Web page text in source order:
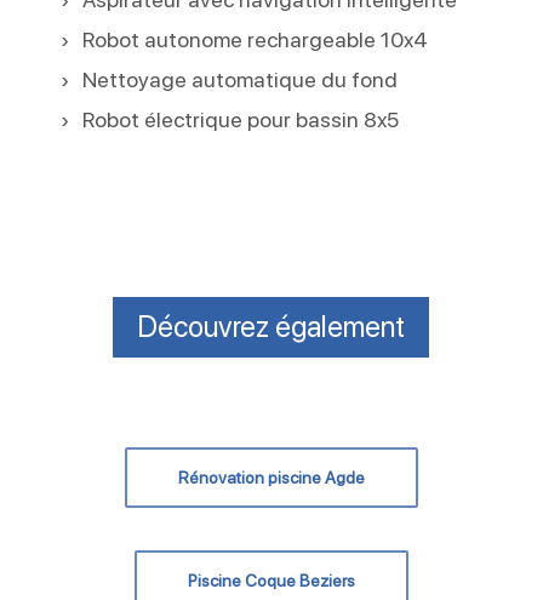
Robot autonome rechargeable 10x4
Nettoyage automatique du fond
Robot électrique pour bassin 8x5
Découvrez également
Rénovation piscine Agde
Piscine Coque Beziers